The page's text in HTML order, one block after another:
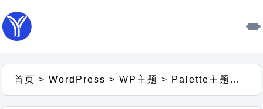
首页 >WordPress >WP主题 > Palette主题汉化包